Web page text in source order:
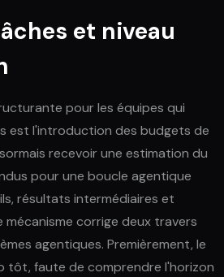
et niveau
pour les équipes qui
est l'introduction des budgets de
recevoir une estimation du
pour une boucle agentique
résultats intermédiaires et
mécanisme corrige deux travers
agentiques. Premièrement, le
tôt, faute de comprendre l'horizon